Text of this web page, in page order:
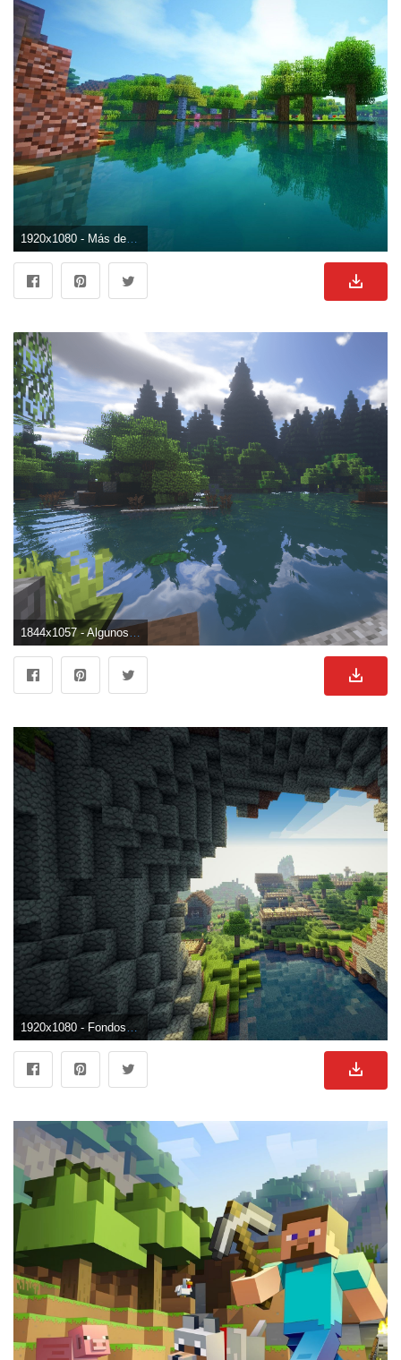
1920x1080 - Más de 75 fondos de pantalla de Minecraft. Fondo de pantalla HD 1080p de Minecraft.
1844x1057 - Algunos fondos de minecraft que hice - Álbum en Imgur. Fondo para computadora de Minecraft.
1920x1080 - Fondos de Minecraft - Los mejores fondos de Minecraft gratis - WallpaperAccess. Wallpaper HD 1080p de Minecraft.